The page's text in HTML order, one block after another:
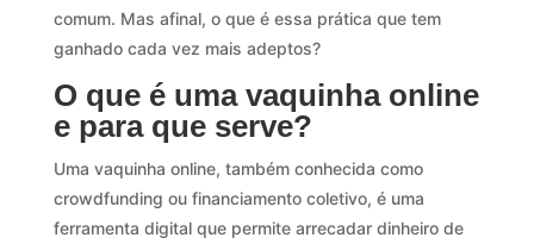
comum. Mas afinal, o que é essa prática que tem
ganhado cada vez mais adeptos?
O que é uma vaquinha online
e para que serve?
Uma vaquinha online, também conhecida como
crowdfunding ou financiamento coletivo, é uma
ferramenta digital que permite arrecadar dinheiro de